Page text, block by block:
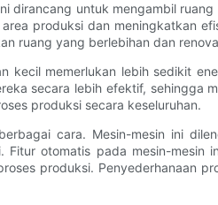
untuk mengambil
produksi dan meningkatkan
ruang yang berlebihan dan
memerlukan lebih sedikit
secara lebih efektif, sehingga
produksi secara keseluruhan.
cara. Mesin-mesin ini
otomatis pada mesin-mesin
produksi. Penyederhanaan